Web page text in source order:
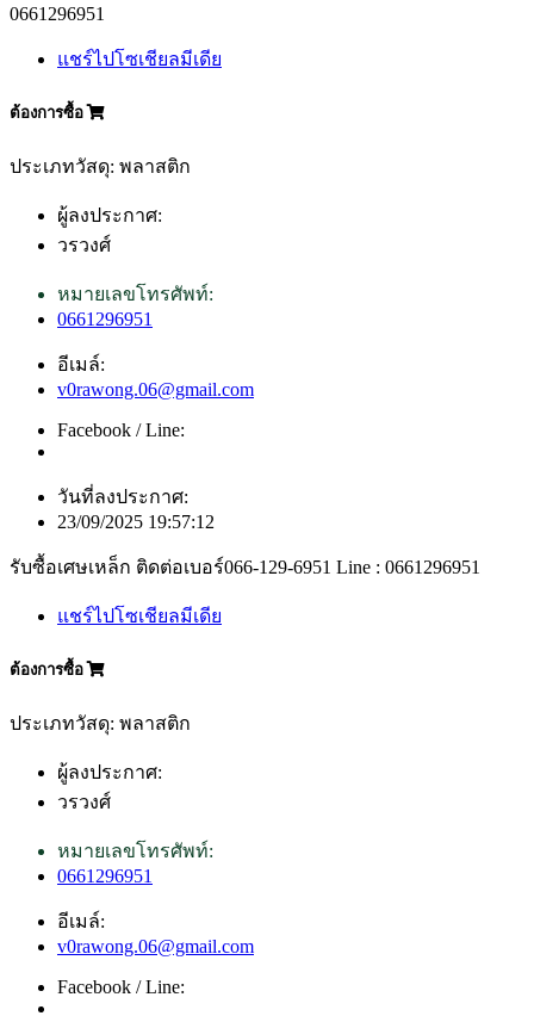
0661296951
แชร์ไปโซเชียลมีเดีย
ต้องการซื้อ
ประเภทวัสดุ: พลาสติก
ผู้ลงประกาศ:
วรวงศ์
หมายเลขโทรศัพท์:
0661296951
อีเมล์:
v0rawong.06@gmail.com
Facebook / Line:
วันที่ลงประกาศ:
23/09/2025 19:57:12
รับซื้อเศษเหล็ก ติดต่อเบอร์066-129-6951 Line : 0661296951
แชร์ไปโซเชียลมีเดีย
ต้องการซื้อ
ประเภทวัสดุ: พลาสติก
ผู้ลงประกาศ:
วรวงศ์
หมายเลขโทรศัพท์:
0661296951
อีเมล์:
v0rawong.06@gmail.com
Facebook / Line: